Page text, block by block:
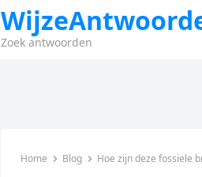
Zoek antwoorden
Home Blog Hoe zijn deze fossiele